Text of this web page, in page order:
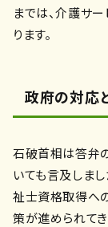
までは、介護サ
ります。
政府の対応
石破首相は答弁
いても言及しま
祉士資格取得へ
策が進められてき